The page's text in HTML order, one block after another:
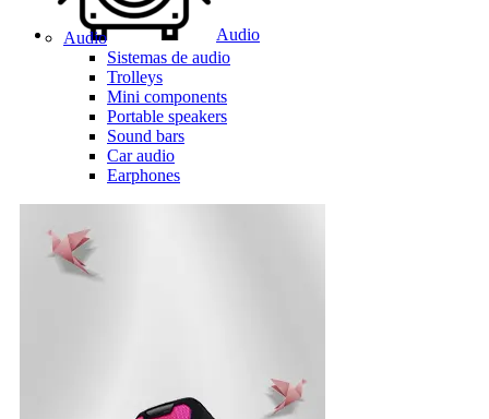
Audio
Audio
Sistemas de audio
Trolleys
Mini components
Portable speakers
Sound bars
Car audio
Earphones